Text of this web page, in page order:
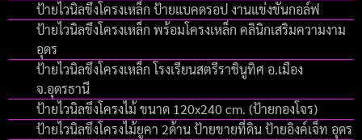
ป้ายไวนิลขึงโครงเหล็ก ป้ายแบคดรอป งานแข่งขันกอล์ฟ
ป้ายไวนิลขึงโครงเหล็ก พร้อมโครงเหล็ก คลินิกเสริมความงาม
อุดร
ป้ายไวนิลขึงโครงเหล็ก โรงเรียนสตรีราชินูทิศ อ.เมือง
จ.อุดรธานี
ป้ายไวนิลขึงโครงไม้ ขนาด 120x240 cm. (ป้ายกองโจร)
ป้ายไวนิลขึงโครงไม้ยูคา 2ด้าน ป้ายขายที่ดิน ป้ายอิงค์เจ็ท อุดร